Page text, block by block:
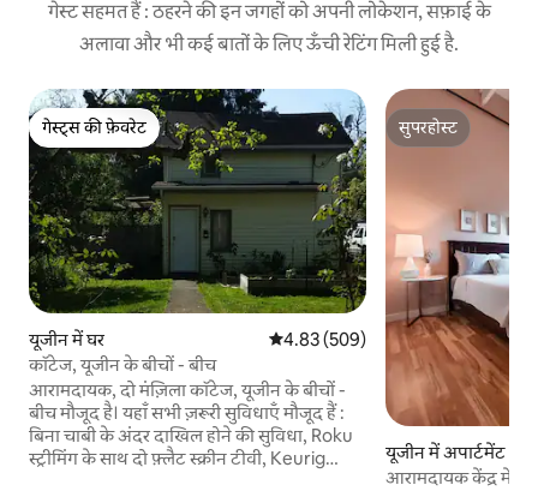
गेस्ट सहमत हैं : ठहरने की इन जगहों को अपनी लोकेशन, सफ़ाई के
अलावा और भी कई बातों के लिए ऊँची रेटिंग मिली हुई है.
गेस्ट्स की फ़ेवरेट
गेस्ट्स की फ़ेवरेट
यूजीन में घर औसत रेटिंग 5 में से 4.83, 509 समीक्षाएँ
4.83 (509)
कॉटेज, यूजीन के बीचों - बीच
आरामदायक, दो मंज़िला कॉटेज, यूजीन के बीचों -
बीच मौजूद है। यहाँ सभी ज़रूरी सुविधाएँ मौजूद हैं :
बिना चाबी के अंदर दाखिल होने की सुविधा, Roku
स्ट्रीमिंग के साथ दो फ़्लैट स्क्रीन टीवी, Keurig
सुपरहोस्ट
सुपरहोस्ट
यूजीन में अपार्टमेंट
आरामदायक केंद्र में